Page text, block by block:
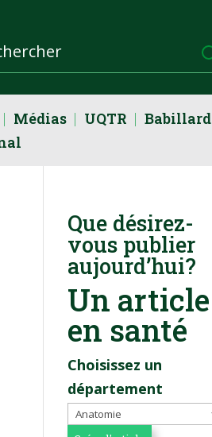
Médias UQTR
Babillard
Que désirez-
vous publier
aujourd’hui?
Un article
en santé
Choisissez un
département